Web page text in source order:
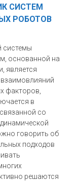
СИСТЕМ
РОБОТОВ
системы
основанной на
является
факторов,
в
со
говорить об
подходов
решаются